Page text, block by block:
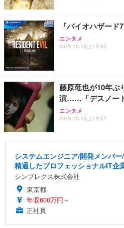
『バイオハザー
エンタメ
2016.10.15(土) 9:30
藤原竜也が10年ぶ
演……「デスノー
エンタメ
2016.10.15(土) 9:27
システムエンジニア/開発メンバ
精通したプロフェッショナルIT企
シンプレクス株式会社
東京都
年収600万円～
正社員